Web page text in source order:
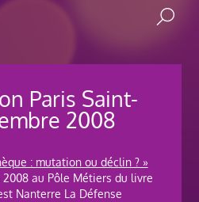
Paris Saint-
2008
: mutation ou déclin ? »
2008 au Pôle Métiers du livre
Nanterre La Défense